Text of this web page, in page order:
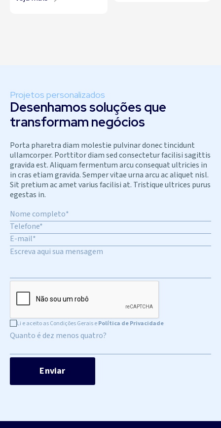
Projetos personalizados
Desenhamos soluções que
transformam negócios
Porta pharetra diam molestie pulvinar donec tincidunt
ullamcorper. Porttitor diam sed consectetur facilisi sagittis
gravida est. Aliquam fermentum arcu consequat ultricies in
in cras etiam gravida. Semper vitae urna arcu ac aliquet nisl.
Sit pretium ac amet varius facilisi at. Tristique ultrices purus
egestas in.
Li e aceito as Condições Gerais ePolítica de Privacidade
Quanto é dez menos quatro?